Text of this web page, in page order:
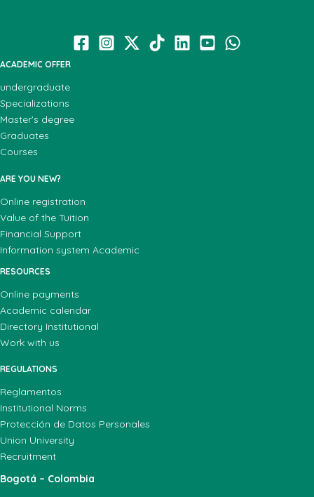
ACADEMIC OFFER
undergraduate
Specializations
Master's degree
Graduates
Courses
ARE YOU NEW?
Online registration
Value of the Tuition
Financial Support
Information system Academic
RESOURCES
Online payments
Academic calendar
Directory Institutional
Work with us
REGULATIONS
Reglamentos
Institutional Norms
Protección de Datos Personales
Union University
Recruitment
Bogotá – Colombia